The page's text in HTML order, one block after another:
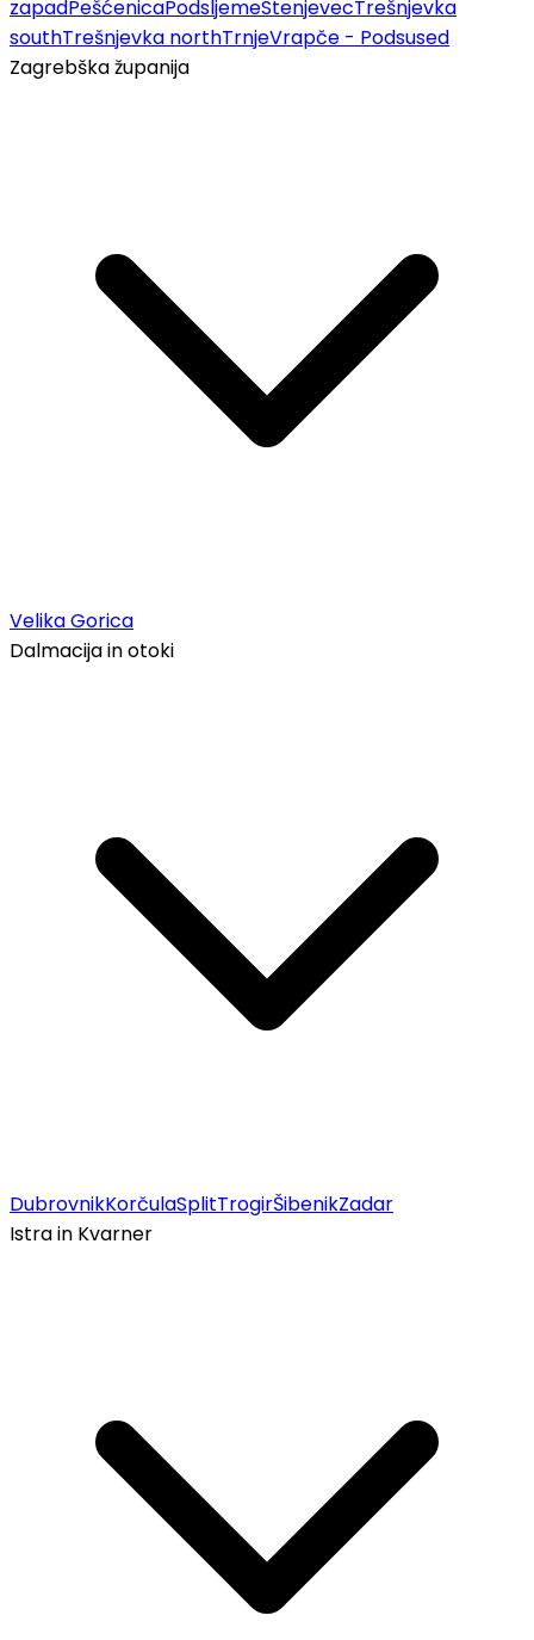
zapadPešćenicaPodsljemeStenjevecTrešnjevka
southTrešnjevka northTrnjeVrapče - Podsused
Zagrebška županija
Velika Gorica
Dalmacija in otoki
DubrovnikKorčulaSplitTrogirŠibenikZadar
Istra in Kvarner